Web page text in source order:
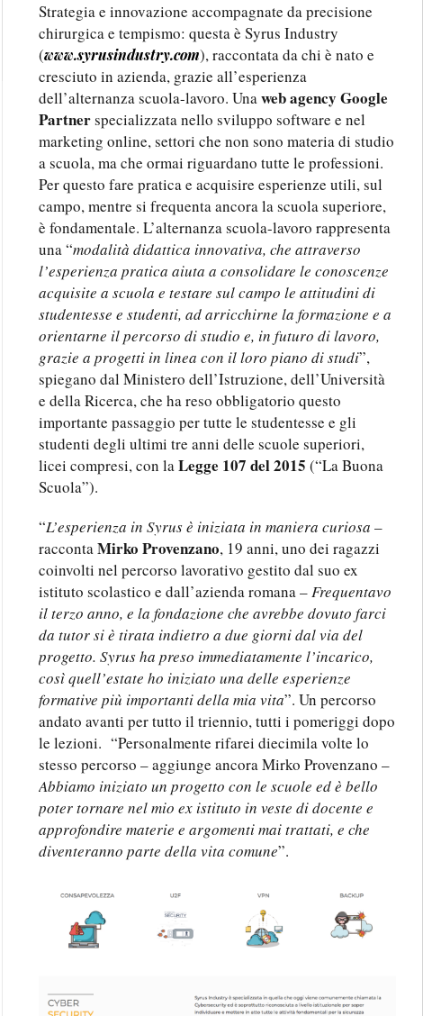
Strategia e innovazione accompagnate da precisione
chirurgica e tempismo: questa è Syrus Industry
(www.syrusindustry.com), raccontata da chi è nato e
cresciuto in azienda, grazie all’esperienza
dell’alternanza scuola-lavoro. Unaweb agency Google
Partnerspecializzata nello sviluppo software e nel
marketing online, settori che non sono materia di studio
a scuola, ma che ormai riguardano tutte le professioni.
Per questo fare pratica e acquisire esperienze utili, sul
campo, mentre si frequenta ancora la scuola superiore,
è fondamentale. L’alternanza scuola-lavoro rappresenta
una “modalità didattica innovativa, che attraverso
l’esperienza pratica aiuta a consolidare le conoscenze
acquisite a scuola e testare sul campo le attitudini di
studentesse e studenti, ad arricchirne la formazione e a
orientarne il percorso di studio e, in futuro di lavoro,
grazie a progetti in linea con il loro piano di studi”,
spiegano dal Ministero dell’Istruzione, dell’Università
e della Ricerca, che ha reso obbligatorio questo
importante passaggio per tutte le studentesse e gli
studenti degli ultimi tre anni delle scuole superiori,
licei compresi, con laLegge 107 del 2015 (“La Buona
Scuola”).
“L’esperienza in Syrus è iniziata in maniera curiosa –
raccontaMirko Provenzano, 19 anni, uno dei ragazzi
coinvolti nel percorso lavorativo gestito dal suo ex
istituto scolastico e dall’azienda romana –Frequentavo
il terzo anno, e la fondazione che avrebbe dovuto farci
da tutor si è tirata indietro a due giorni dal via del
progetto. Syrus ha preso immediatamente l’incarico,
così quell’estate ho iniziato una delle esperienze
formative più importanti della mia vita”. Un percorso
andato avanti per tutto il triennio, tutti i pomeriggi dopo
le lezioni. “Personalmente rifarei diecimila volte lo
stesso percorso – aggiunge ancora Mirko Provenzano –
Abbiamo iniziato un progetto con le scuole ed è bello
poter tornare nel mio ex istituto in veste di docente e
approfondire materie e argomenti mai trattati, e che
diventeranno parte della vita comune”.